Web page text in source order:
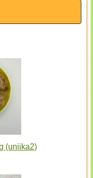
(uniika2)